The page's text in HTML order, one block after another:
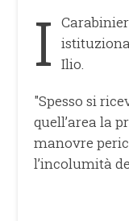
I Ilio.
"Spesso si
quell’area la
manovre
l’incolumità